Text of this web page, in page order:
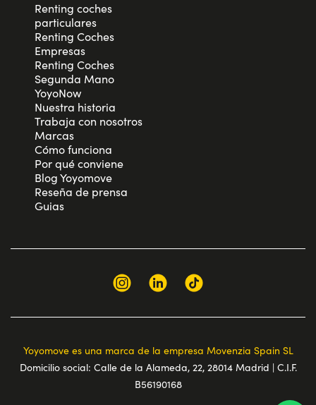
Renting coches
particulares
Renting Coches
Empresas
Renting Coches
Segunda Mano
YoyoNow
Nuestra historia
Trabaja con nosotros
Marcas
Cómo funciona
Por qué conviene
Blog Yoyomove
Reseña de prensa
Guias
Yoyomove es una marca de la empresa Movenzia Spain SL
Domicilio social: Calle de la Alameda, 22, 28014 Madrid | C.I.F.
B56190168